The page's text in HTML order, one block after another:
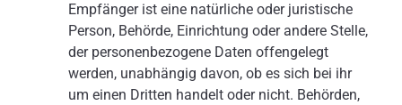
Empfänger ist eine natürliche oder juristische
Person, Behörde, Einrichtung oder andere Stelle,
der personenbezogene Daten offengelegt
werden, unabhängig davon, ob es sich bei ihr
um einen Dritten handelt oder nicht. Behörden,